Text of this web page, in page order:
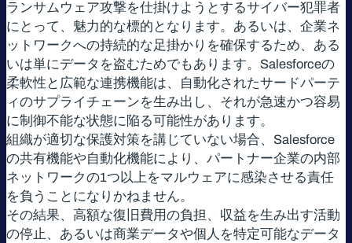
ランサムウェア攻撃を仕掛けようとするサイバー犯罪者
にとって、魅力的な標的となります。あるいは、企業ネ
ットワークへの持続的な足掛かりを確保するため、ある
いは単にデータを盗むためでもあります。Salesforceの
柔軟性と広範な連携機能は、自動化されたサードパーテ
ィのサプライチェーンを生み出し、それが急速かつ容易
に制御不能な状態に陥る可能性があります。
組織が適切な保護対策を講じていない場合、Salesforce
の共有機能や自動化機能により、パートナー企業の内部
ネットワークの1つ以上をマルウェアに感染させる責任
を負うことになりかねません。
その結果、高額な復旧費用の負担、収益を生み出す活動
の停止、あるいは商業データや個人を特定可能なデータ